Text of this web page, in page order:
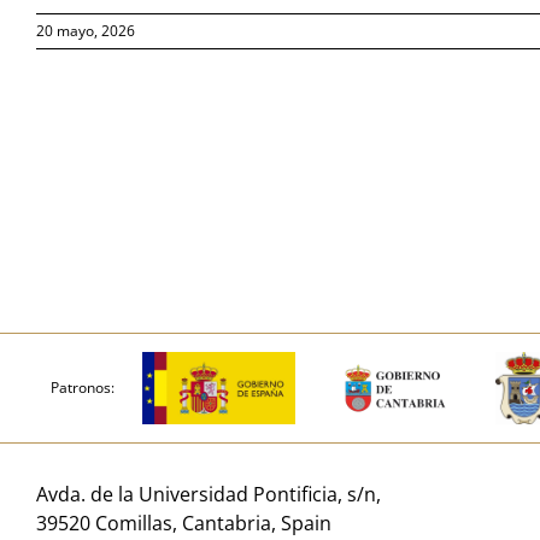
20 mayo, 2026
Patronos:
Avda. de la Universidad Pontificia, s/n,
39520 Comillas, Cantabria, Spain